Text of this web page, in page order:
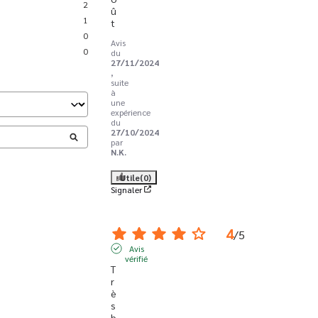
2
1
0
0
û
t
Avis
du
27/11/2024
,
suite
à
une
expérience
du
27/10/2024
par
N.K.
Utile(0)
Signaler
4/5
Avis
vérifié
T
r
è
s